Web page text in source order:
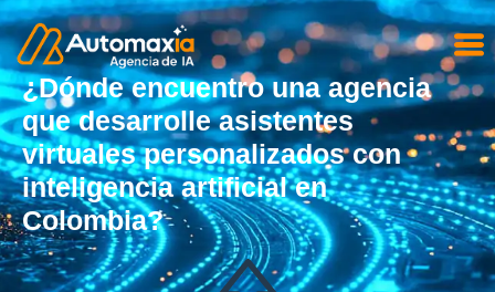
¿Dónde encuentro una agencia
que desarrolle asistentes
virtuales personalizados con
inteligencia artificial en
Colombia?